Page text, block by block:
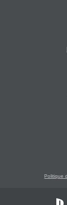
Politique